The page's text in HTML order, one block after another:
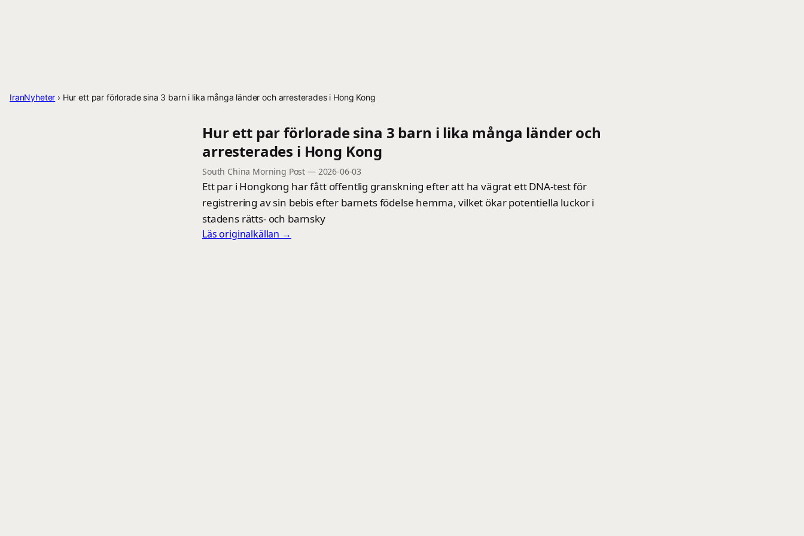
IranNyheter › Hur ett par förlorade sina 3 barn i lika många länder och arresterades i Hong Kong
Hur ett par förlorade sina 3 barn i lika många länder och
arresterades i Hong Kong
South China Morning Post — 2026-06-03
Ett par i Hongkong har fått offentlig granskning efter att ha vägrat ett DNA-test för
registrering av sin bebis efter barnets födelse hemma, vilket ökar potentiella luckor i
stadens rätts- och barnsky
Läs originalkällan →